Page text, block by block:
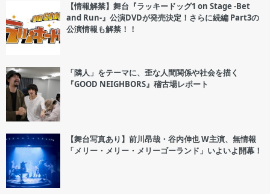
【情報解禁】舞台『ラッキードッグ1 on Stage -Bet
and Run-』公演DVDが発売決定！さらに続編 Part3の
公演情報も解禁！！
「隣人」をテーマに、歪な人間関係や社会を描く
『GOOD NEIGHBORS』稽古場レポート
【舞台写真あり】前川昂哉・谷内伸也 W主演、無情報
「メリー・メリー・メリーゴーランド」いよいよ開幕！